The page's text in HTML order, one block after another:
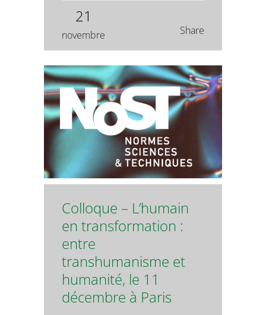
21
novembre Share
Colloque – L’humain
en transformation :
entre
transhumanisme et
humanité, le 11
décembre à Paris